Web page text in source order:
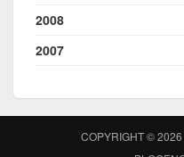
2008
2007
COPYRIGHT © 2026